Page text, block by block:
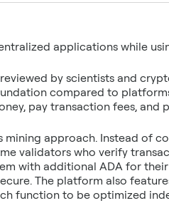
applications while
by scientists and
compared to
pay transaction fees, and
mining approach. Instead of
validators who verify
with additional ADA for their
The platform also
function to be optimized